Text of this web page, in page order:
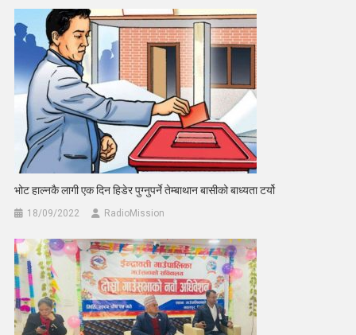
भोट हाल्नकै लागी एक दिन हिडेर पुग्नुपर्ने तेम्बाथान बासीको बाध्यता टर्यो
18/09/2022 RadioMission